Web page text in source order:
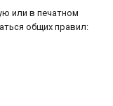
или в печатном
общих правил: